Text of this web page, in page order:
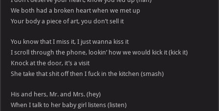
We both had a broken heart when we met up
Your body a piece of art, you don’t sell it
You know that I miss it, I just wanna kiss it
I scroll through the phone, lookin’ how we would kick it (kick it)
Knock at the door, it’s a visit
She take that shit off then I fuck in the kitchen (smash)
His and hers, Mr. and Mrs. (hey)
When I talk to her baby girl listens (listen)